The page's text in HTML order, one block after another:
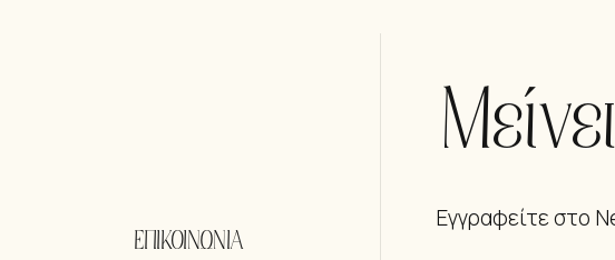
ΕΠΙΚΟΙΝΩΝΙΑ
Εγγραφείτε στο